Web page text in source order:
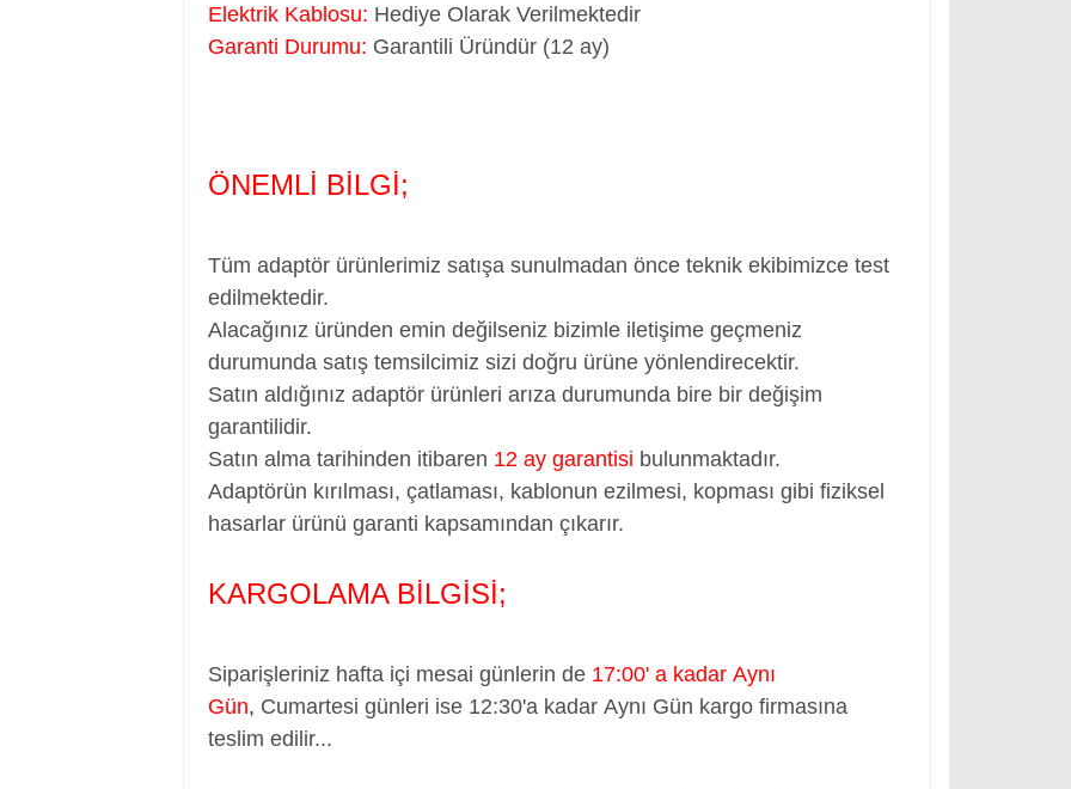
Elektrik Kablosu: Hediye Olarak Verilmektedir
Garanti Durumu: Garantili Üründür (12 ay)
ÖNEMLİ BİLGİ;
Tüm adaptör ürünlerimiz satışa sunulmadan önce teknik ekibimizce test
edilmektedir.
Alacağınız üründen emin değilseniz bizimle iletişime geçmeniz
durumunda satış temsilcimiz sizi doğru ürüne yönlendirecektir.
Satın aldığınız adaptör ürünleri arıza durumunda bire bir değişim
garantilidir.
Satın alma tarihinden itibaren 12 ay garantisi bulunmaktadır.
Adaptörün kırılması, çatlaması, kablonun ezilmesi, kopması gibi fiziksel
hasarlar ürünü garanti kapsamından çıkarır.
KARGOLAMA BİLGİSİ;
Siparişleriniz hafta içi mesai günlerin de 17:00' a kadar Aynı
Gün, Cumartesi günleri ise 12:30'a kadar Aynı Gün kargo firmasına
teslim edilir...